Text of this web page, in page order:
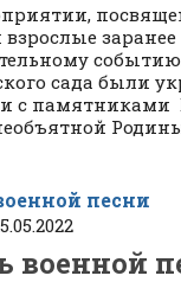
заранее
сада были
с памятниками
военной